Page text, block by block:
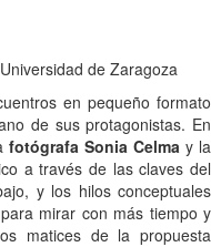
de Zaragoza
en pequeño formato
de sus protagonistas. En
fotógrafa Sonia Celma y la
a través de las claves del
y los hilos conceptuales
mirar con más tiempo y
matices de la propuesta